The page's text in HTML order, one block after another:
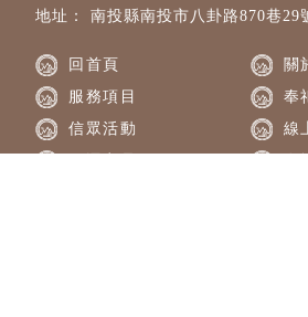
南投縣南投市八卦路870巷29
回首頁
關
服務項目
奉
信眾活動
線